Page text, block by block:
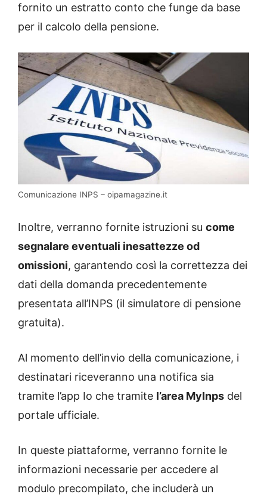
fornito un estratto conto che funge da base
per il calcolo della pensione.
Comunicazione INPS – oipamagazine.it
Inoltre, verranno fornite istruzioni su come
segnalare eventuali inesattezze od
omissioni, garantendo così la correttezza dei
dati della domanda precedentemente
presentata all’INPS (il simulatore di pensione
gratuita).
Al momento dell’invio della comunicazione, i
destinatari riceveranno una notifica sia
tramite l’app Io che tramite l’area MyInps del
portale ufficiale.
In queste piattaforme, verranno fornite le
informazioni necessarie per accedere al
modulo precompilato, che includerà un